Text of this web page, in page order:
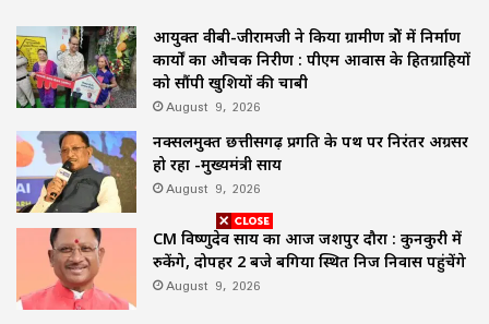
आयुक्त वीबी-जीरामजी ने किया ग्रामीण क्षेत्रों में निर्माण
कार्यों का औचक निरीक्षण : पीएम आवास के हितग्राहियों
को सौंपी खुशियों की चाबी
August 9, 2026
नक्सलमुक्त छत्तीसगढ़ प्रगति के पथ पर निरंतर अग्रसर
हो रहा -मुख्यमंत्री साय
August 9, 2026
CM विष्णुदेव साय का आज जशपुर दौरा : कुनकुरी में
रुकेंगे, दोपहर 2 बजे बगिया स्थित निज निवास पहुंचेंगे
August 9, 2026